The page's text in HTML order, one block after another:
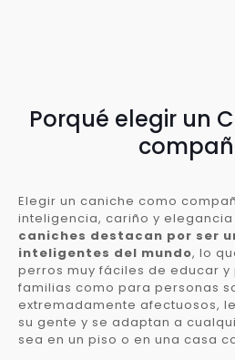
Porqué elegir un
Elegir un caniche como
inteligencia, cariño y
caniches destacan por ser
inteligentes del mundo, lo
perros muy fáciles de educar
familias como para personas
extremadamente afectuosos,
su gente y se adaptan a
sea en un piso o en una casa